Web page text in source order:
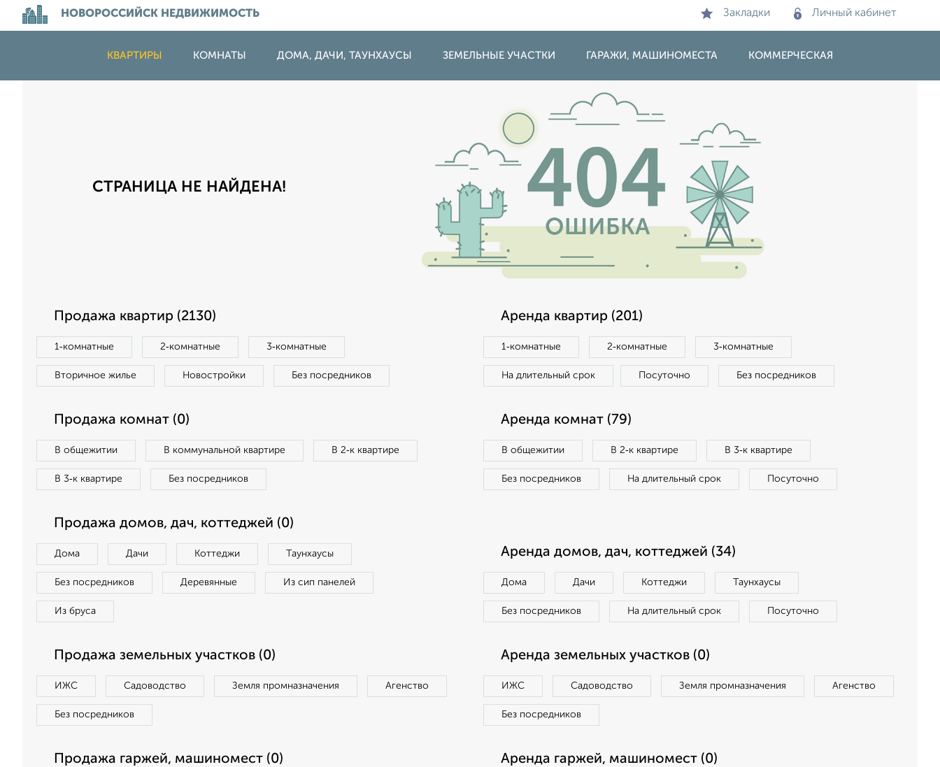
НОВОРОССИЙСК НЕДВИЖИМОСТЬ Закладки Личный кабинет
КВАРТИРЫ КОМНАТЫ ДОМА, ДАЧИ, ТАУНХАУСЫ ЗЕМЕЛЬНЫЕ УЧАСТКИ ГАРАЖИ, МАШИНОМЕСТА КОММЕРЧЕСКАЯ
СТРАНИЦА НЕ НАЙДЕНА!
Продажа квартир (2130)
1‑комнатные 2‑комнатные 3‑комнатные
Вторичное жилье Новостройки Без посредников
Аренда квартир (201)
1‑комнатные 2‑комнатные 3‑комнатные
На длительный срок Посуточно Без посредников
Продажа комнат (0)
В общежитии В коммунальной квартире В 2‑к квартире
В 3‑к квартире Без посредников
Аренда комнат (79)
В общежитии В 2‑к квартире В 3‑к квартире
Без посредников На длительный срок Посуточно
Продажа домов, дач, коттеджей (0)
Дома Дачи Коттеджи Таунхаусы
Без посредников Деревянные Из сип панелей
Из бруса
Аренда домов, дач, коттеджей (34)
Дома Дачи Коттеджи Таунхаусы
Без посредников На длительный срок Посуточно
Продажа земельных участков (0)
ИЖС Садоводство Земля промназначения Агенство
Без посредников
Аренда земельных участков (0)
ИЖС Садоводство Земля промназначения Агенство
Без посредников
Продажа гаржей, машиномест (0) Аренда гаржей, машиномест (0)